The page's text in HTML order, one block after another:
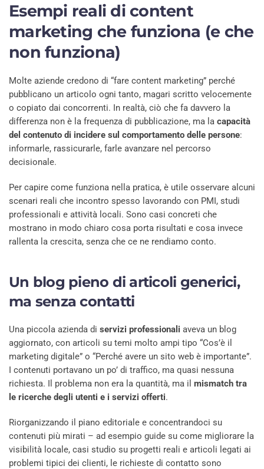
Esempi reali di content
marketing che funziona (e che
non funziona)
Molte aziende credono di “fare content marketing” perché
pubblicano un articolo ogni tanto, magari scritto velocemente
o copiato dai concorrenti. In realtà, ciò che fa davvero la
differenza non è la frequenza di pubblicazione, ma la capacità
del contenuto di incidere sul comportamento delle persone:
informarle, rassicurarle, farle avanzare nel percorso
decisionale.
Per capire come funziona nella pratica, è utile osservare alcuni
scenari reali che incontro spesso lavorando con PMI, studi
professionali e attività locali. Sono casi concreti che
mostrano in modo chiaro cosa porta risultati e cosa invece
rallenta la crescita, senza che ce ne rendiamo conto.
Un blog pieno di articoli generici,
ma senza contatti
Una piccola azienda di servizi professionali aveva un blog
aggiornato, con articoli su temi molto ampi tipo “Cos’è il
marketing digitale” o “Perché avere un sito web è importante”.
I contenuti portavano un po’ di traffico, ma quasi nessuna
richiesta. Il problema non era la quantità, ma il mismatch tra
le ricerche degli utenti e i servizi offerti.
Riorganizzando il piano editoriale e concentrandoci su
contenuti più mirati – ad esempio guide su come migliorare la
visibilità locale, casi studio su progetti reali e articoli legati ai
problemi tipici dei clienti, le richieste di contatto sono